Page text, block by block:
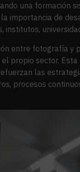
una formación
importancia de
entre fotografía y
propio sector.
las
procesos